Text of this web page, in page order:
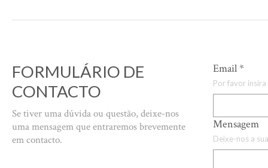
FORMULÁRIO DE
CONTACTO
Se tiver uma dúvida ou questão, deixe-nos
uma mensagem que entraremos brevemente
em contacto.
Email*
Por favor insira
Mensagem
Deixe-nos a